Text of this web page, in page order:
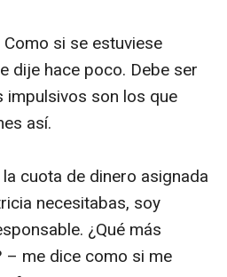
si se estuviese
dije hace poco. Debe ser
impulsivos son los que
así.
cuota de dinero asignada
necesitabas, soy
¿Qué más
– me dice como si me